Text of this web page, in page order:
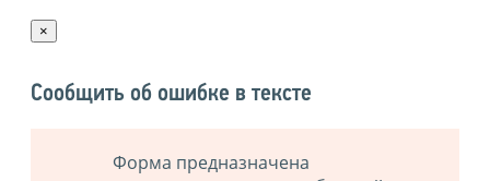
×
Сообщить об ошибке в тексте
Форма предназначена